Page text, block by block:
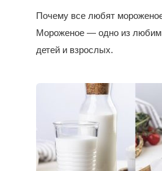
Почему все любят
Мороженое — одно из
детей и взрослых.